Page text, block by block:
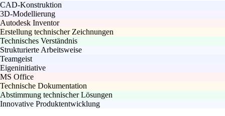
CAD-Konstruktion
3D-Modellierung
Autodesk Inventor
Erstellung technischer Zeichnungen
Technisches Verständnis
Strukturierte Arbeitsweise
Teamgeist
Eigeninitiative
MS Office
Technische Dokumentation
Abstimmung technischer Lösungen
Innovative Produktentwicklung